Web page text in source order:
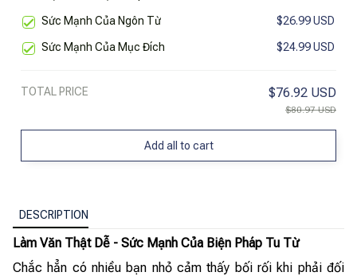
Sức Mạnh Của Ngôn Từ $26.99 USD
Sức Mạnh Của Mục Đích $24.99 USD
TOTAL PRICE $76.92 USD
$80.97 USD
Add all to cart
DESCRIPTION
Làm Văn Thật Dễ - Sức Mạnh Của Biện Pháp Tu Từ
Chắc hẳn có nhiều bạn nhỏ cảm thấy bối rối khi phải đối